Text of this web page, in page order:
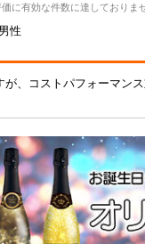
に有効な件数に達しておりま
性
が、コストパフォーマン